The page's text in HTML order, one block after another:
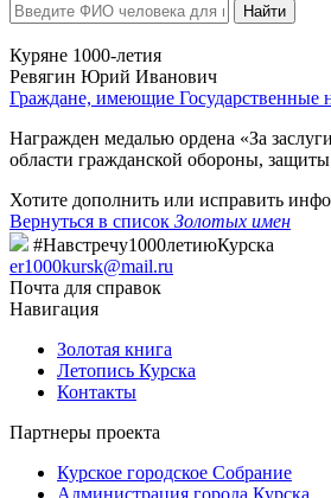
Найти
Куряне 1000-летия
Ревягин Юрий Иванович
Граждане, имеющие Государственные
Награжден медалью ордена «За
области гражданской обороны,
Хотите дополнить или исправить
Вернуться в список Золотых имен
#Навстречу1000летиюКурска
er1000kursk@mail.ru
Почта для справок
Навигация
Золотая книга
Летопись Курска
Контакты
Партнеры проекта
Курское городское Собрание
Администрация города Курска